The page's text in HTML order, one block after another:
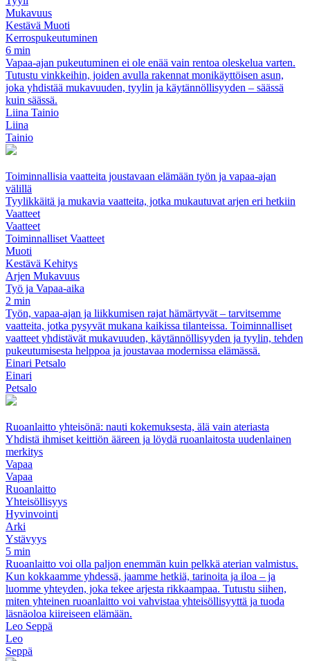
Mukavuus
Kestävä Muoti
Kerrospukeutuminen
6 min
Vapaa-ajan pukeutuminen ei ole enää vain rentoa oleskelua varten.
Tutustu vinkkeihin, joiden avulla rakennat monikäyttöisen asun,
joka yhdistää mukavuuden, tyylin ja käytännöllisyyden – säässä
kuin säässä.
Liina Tainio
Liina
Tainio
Toiminnallisia vaatteita joustavaan elämään työn ja vapaa-ajan
välillä
Tyylikkäitä ja mukavia vaatteita, jotka mukautuvat arjen eri hetkiin
Vaatteet
Vaatteet
Toiminnalliset Vaatteet
Muoti
Kestävä Kehitys
Arjen Mukavuus
Työ ja Vapaa-aika
2 min
Työn, vapaa-ajan ja liikkumisen rajat hämärtyvät – tarvitsemme
vaatteita, jotka pysyvät mukana kaikissa tilanteissa. Toiminnalliset
vaatteet yhdistävät mukavuuden, käytännöllisyyden ja tyylin, tehden
pukeutumisesta helppoa ja joustavaa modernissa elämässä.
Einari Petsalo
Einari
Petsalo
Ruoanlaitto yhteisönä: nauti kokemuksesta, älä vain ateriasta
Yhdistä ihmiset keittiön ääreen ja löydä ruoanlaitosta uudenlainen
merkitys
Vapaa
Vapaa
Ruoanlaitto
Yhteisöllisyys
Hyvinvointi
Arki
Ystävyys
5 min
Ruoanlaitto voi olla paljon enemmän kuin pelkkä aterian valmistus.
Kun kokkaamme yhdessä, jaamme hetkiä, tarinoita ja iloa – ja
luomme yhteyden, joka tekee arjesta rikkaampaa. Tutustu siihen,
miten yhteinen ruoanlaitto voi vahvistaa yhteisöllisyyttä ja tuoda
läsnäoloa kiireiseen elämään.
Leo Seppä
Leo
Seppä